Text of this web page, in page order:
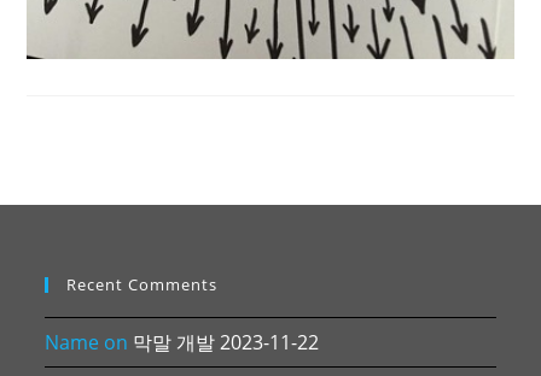
Recent Comments
Name on 막말 개발 2023-11-22